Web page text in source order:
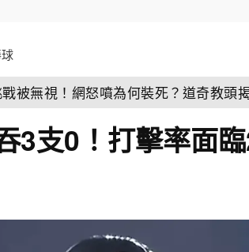
被無視！網怒噴為何裝死？道奇教頭
3支0！打擊率面